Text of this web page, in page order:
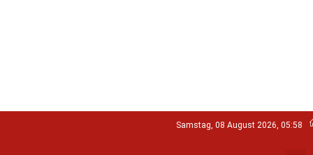
Samstag, 08 August 2026, 05:58